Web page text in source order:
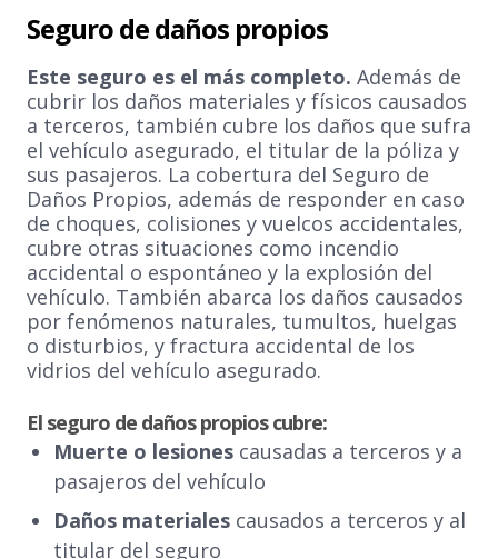
Seguro de daños propios
Este seguro es el más completo. Además de
cubrir los daños materiales y físicos causados
a terceros, también cubre los daños que sufra
el vehículo asegurado, el titular de la póliza y
sus pasajeros. La cobertura del Seguro de
Daños Propios, además de responder en caso
de choques, colisiones y vuelcos accidentales,
cubre otras situaciones como incendio
accidental o espontáneo y la explosión del
vehículo. También abarca los daños causados
por fenómenos naturales, tumultos, huelgas
o disturbios, y fractura accidental de los
vidrios del vehículo asegurado.
El seguro de daños propios cubre:
Muerte o lesiones causadas a terceros y a
pasajeros del vehículo
Daños materiales causados a terceros y al
titular del seguro